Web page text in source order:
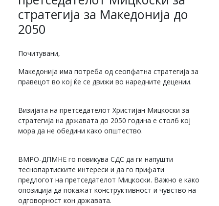
стратегија за Македонија до
2050
Почитувани,
Македонија има потреба од сеопфатна стратегија за
правецот во кој ќе се движи во наредните децении.
Визијата на претседателот Христијан Мицкоски за
стратегија на државата до 2050 година е столб кој
мора да не обедини како општество.
ВМРО-ДПМНЕ го повикува СДС да ги напушти
теснопартиските интереси и да го прифати
предлогот на претседателот Мицкоски. Важно е како
опозиција да покажат конструктивност и чувство на
одговорност кон државата.